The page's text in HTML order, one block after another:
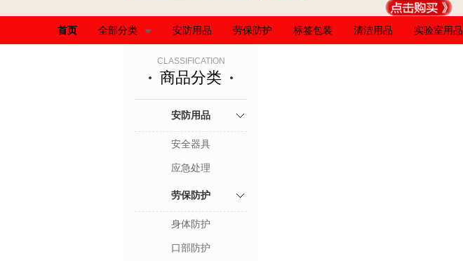
首页 全部分类 安防用品 劳保防护 标签包装 清洁用品 实验室用品
CLASSIFICATION
商品分类
安防用品
安全器具
应急处理
劳保防护
身体防护
口部防护